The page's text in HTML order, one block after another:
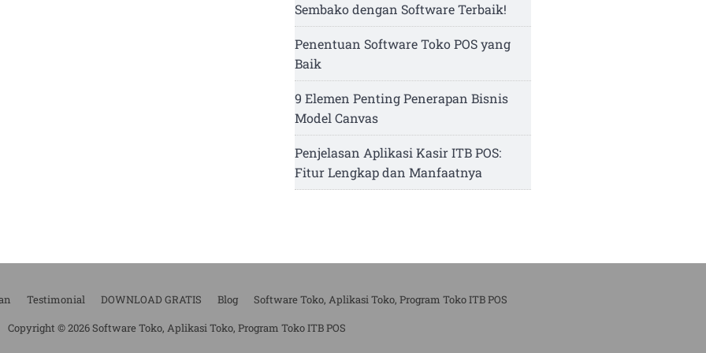
Sembako dengan Software Terbaik!
Penentuan Software Toko POS yang
Baik
9 Elemen Penting Penerapan Bisnis
Model Canvas
Penjelasan Aplikasi Kasir ITB POS:
Fitur Lengkap dan Manfaatnya
Testimonial DOWNLOAD GRATIS Blog
Software Toko, Aplikasi Toko, Program Toko ITB POS
Copyright © 2026 Software Toko, Aplikasi Toko, Program Toko ITB POS